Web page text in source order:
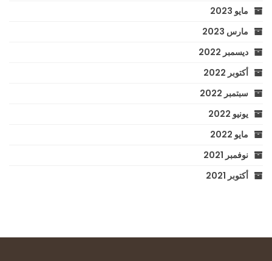
مايو 2023
مارس 2023
ديسمبر 2022
أكتوبر 2022
سبتمبر 2022
يونيو 2022
مايو 2022
نوفمبر 2021
أكتوبر 2021